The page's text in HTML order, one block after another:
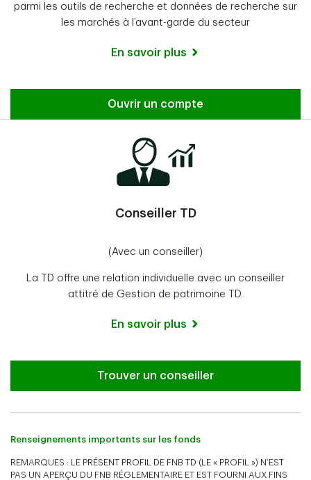
parmi les outils de recherche et données de recherche sur
les marchés à l’avant-garde du secteur
En savoir plus
Ouvrir un compte
Conseiller TD
(Avec un conseiller)
La TD offre une relation individuelle avec un conseiller
attitré de Gestion de patrimoine TD.
En savoir plus
Trouver un conseiller
Renseignements importants sur les fonds
REMARQUES : LE PRÉSENT PROFIL DE FNB TD (LE « PROFIL ») N’EST
PAS UN APERÇU DU FNB RÉGLEMENTAIRE ET EST FOURNI AUX FINS